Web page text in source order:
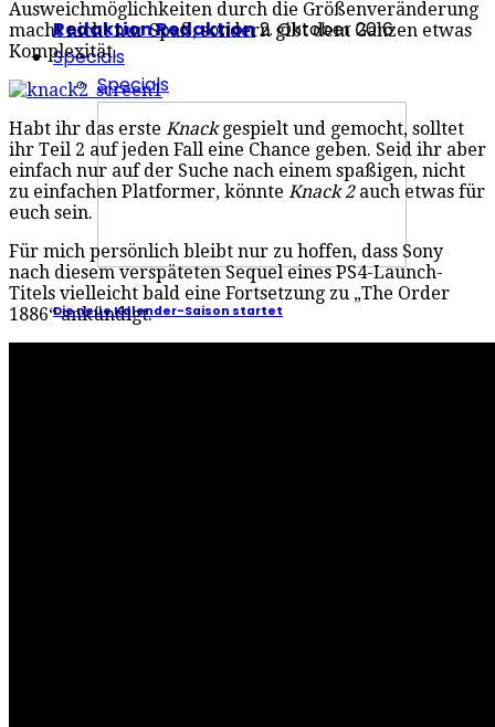
Redaktion Redaktion2. Oktober 2016
Specials
Specials
Die neue Kalender-Saison startet
Ausweichmöglichkeiten durch die Größenveränderung
macht nicht nur Spaß, sondern gibt dem Ganzen etwas
Komplexität.
Habt ihr das erste Knackgespielt und gemocht, solltet
ihr Teil 2 auf jeden Fall eine Chance geben. Seid ihr aber
einfach nur auf der Suche nach einem spaßigen, nicht
zu einfachen Platformer, könnte Knack 2auch etwas für
euch sein.
Für mich persönlich bleibt nur zu hoffen, dass Sony
nach diesem verspäteten Sequel eines PS4-Launch-
Titels vielleicht bald eine Fortsetzung zu „The Order
1886“ ankündigt.